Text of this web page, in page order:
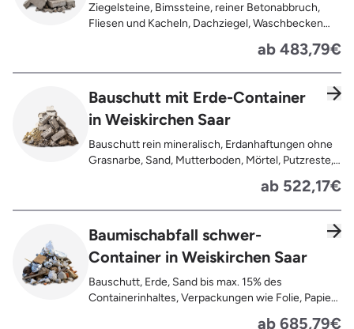
Ziegelsteine, Bimssteine, reiner Betonabbruch,
Fliesen und Kacheln, Dachziegel, Waschbecken
Pflastersteine, Kalksand-Mauerwerk, Zement und
Putzreste
ab 483,79€
Bauschutt mit Erde-Container
in Weiskirchen Saar
Bauschutt rein mineralisch, Erdanhaftungen ohne
Grasnarbe, Sand, Mutterboden, Mörtel, Putzreste,
ab 522,17€
Baumischabfall schwer-
Container in Weiskirchen Saar
Bauschutt, Erde, Sand bis max. 15% des
Containerinhaltes, Verpackungen wie Folie, Papier,
ab 685,79€